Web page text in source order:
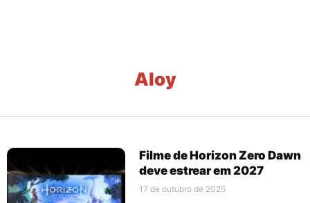
Aloy
Filme de Horizon Zero Dawn
deve estrear em 2027
17 de outubro de 2025